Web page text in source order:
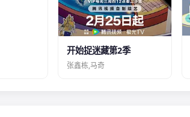
开始捉迷藏第2季
张鑫栋,马奇